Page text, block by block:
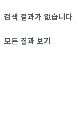
검색 결과가 없습니다
모든 결과 보기